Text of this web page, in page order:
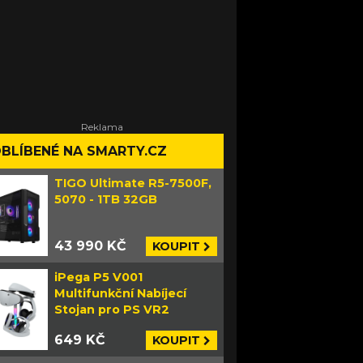
NA SMARTY.CZ
TIGO Ultimate R5-7500F,
5070 - 1TB 32GB
43 990 KČ KOUPIT
iPega P5 V001
Multifunkční Nabíjecí
Stojan pro PS VR2
649 KČ KOUPIT